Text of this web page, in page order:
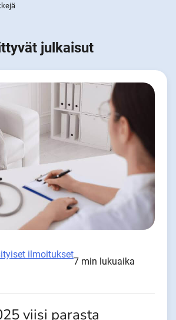
julkaisut
ilmoitukset
7 min lukuaika
viisi parasta